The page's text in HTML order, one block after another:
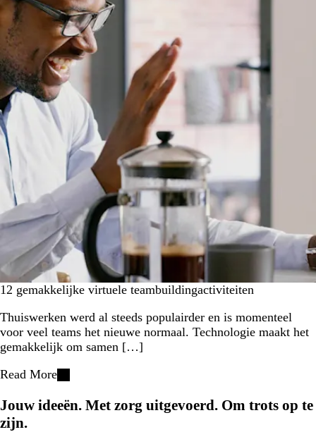
12 gemakkelijke virtuele teambuildingactiviteiten
Thuiswerken werd al steeds populairder en is momenteel
voor veel teams het nieuwe normaal. Technologie maakt het
gemakkelijk om samen […]
Read More
Jouw ideeën. Met zorg uitgevoerd. Om trots op te
zijn.